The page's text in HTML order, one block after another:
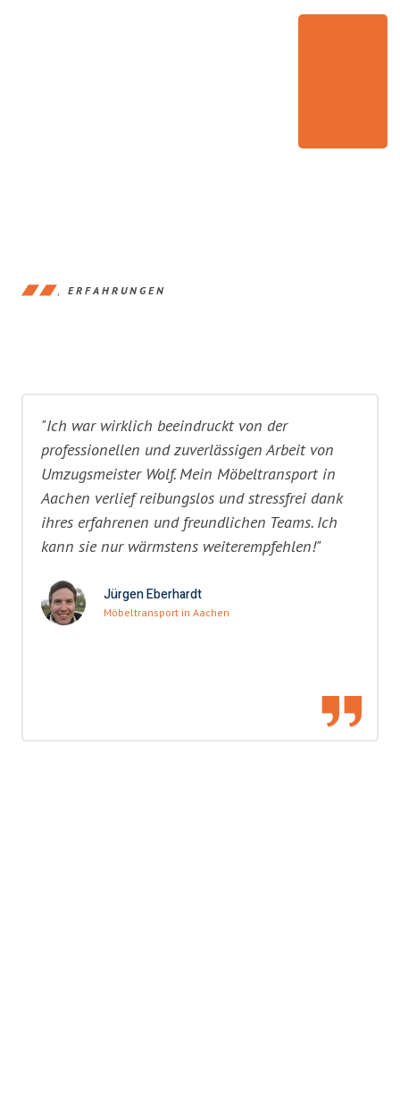
ERFAHRUNGEN
"Ich war wirklich beeindruckt von der
professionellen und zuverlässigen Arbeit von
Umzugsmeister Wolf. Mein Möbeltransport in
Aachen verlief reibungslos und stressfrei dank
ihres erfahrenen und freundlichen Teams. Ich
kann sie nur wärmstens weiterempfehlen!"
Jürgen Eberhardt
Möbeltransport in Aachen